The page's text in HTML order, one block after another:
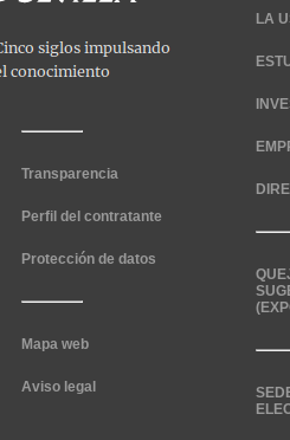
Transparencia
Perfil del contratante
Protección de datos
Mapa web
Aviso legal
LA